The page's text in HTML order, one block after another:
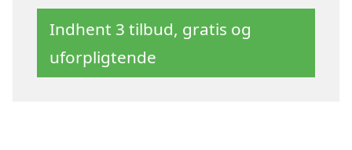
Indhent 3 tilbud, gratis og
uforpligtende